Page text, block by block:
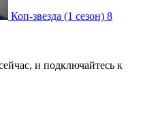
Коп-звезда (1 сезон) 8
и подключайтесь к